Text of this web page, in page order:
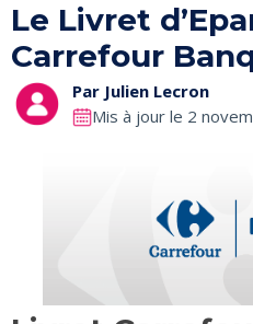
Le Livret
Carrefour
Par Julien Lecron
Mis à jour le 2